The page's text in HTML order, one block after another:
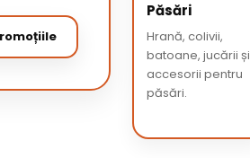
Păsări
Hrană, colivii,
batoane, jucării și
accesorii pentru
păsări.